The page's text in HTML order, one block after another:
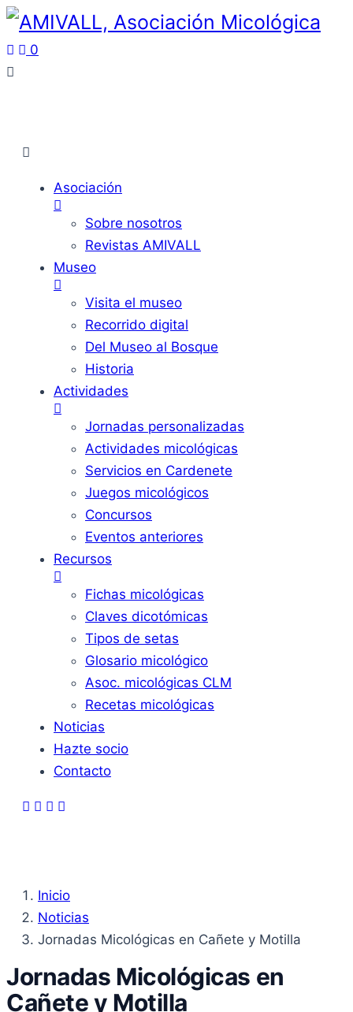
0
Asociación
Sobre nosotros
Revistas AMIVALL
Museo
Visita el museo
Recorrido digital
Del Museo al Bosque
Historia
Actividades
Jornadas personalizadas
Actividades micológicas
Servicios en Cardenete
Juegos micológicos
Concursos
Eventos anteriores
Recursos
Fichas micológicas
Claves dicotómicas
Tipos de setas
Glosario micológico
Asoc. micológicas CLM
Recetas micológicas
Noticias
Hazte socio
Contacto
Inicio
Noticias
Jornadas Micológicas en Cañete y Motilla
Jornadas Micológicas en
Cañete y Motilla